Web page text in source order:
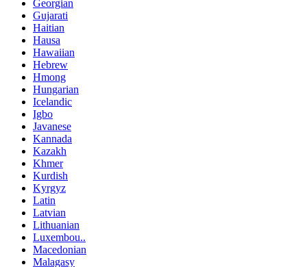
Georgian
Gujarati
Haitian
Hausa
Hawaiian
Hebrew
Hmong
Hungarian
Icelandic
Igbo
Javanese
Kannada
Kazakh
Khmer
Kurdish
Kyrgyz
Latin
Latvian
Lithuanian
Luxembou..
Macedonian
Malagasy